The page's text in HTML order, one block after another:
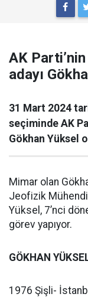
AK
adayı
31 Mart 2024
seçiminde AK
Gökhan Yüksel
Mimar olan
Jeofizik
Yüksel, 7’nci
görev yapıyor.
GÖKHAN
1976 Şişli-